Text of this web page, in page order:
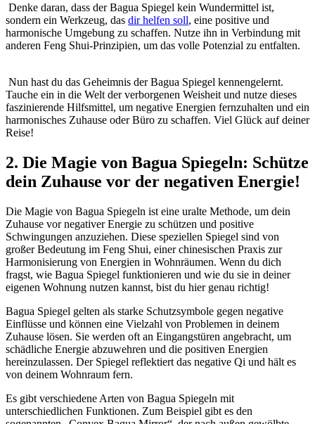
⁢ Denke daran, ‍dass der Bagua Spiegel kein Wundermittel ist,
sondern ‌ein Werkzeug, ⁢das dir helfen soll, eine positive⁢ und
harmonische Umgebung zu schaffen. Nutze⁢ ihn in Verbindung mit
⁢anderen​ Feng Shui-Prinzipien, ⁢um das volle Potenzial ‍zu ⁤entfalten.
​ Nun hast ⁢du‍ das Geheimnis der Bagua Spiegel kennengelernt.
Tauche ein in die Welt ‌der⁢ verborgenen Weisheit und nutze⁢ dieses⁤
faszinierende⁣ Hilfsmittel,⁢ um negative Energien fernzuhalten und ein⁢
harmonisches ‌Zuhause ⁤oder Büro zu schaffen.⁣ Viel ⁢Glück ⁣auf ​deiner
⁤Reise!
2. Die Magie von Bagua Spiegeln: Schütze
dein Zuhause vor ⁢der negativen ​Energie!
Die Magie​ von Bagua Spiegeln⁤ ist eine uralte Methode, um dein
Zuhause vor negativer​ Energie zu schützen und positive
Schwingungen​ anzuziehen. Diese speziellen Spiegel sind von
großer Bedeutung im Feng Shui, einer‌ chinesischen⁤ Praxis zur
Harmonisierung von Energien in Wohnräumen. ​Wenn du ⁤dich
fragst, wie⁢ Bagua Spiegel ‌funktionieren und​ wie‌ du sie in deiner
eigenen Wohnung nutzen ​kannst, bist⁣ du hier genau richtig!
Bagua Spiegel⁤ gelten ⁢als⁣ starke Schutzsymbole gegen negative
Einflüsse⁤ und ​können eine ​Vielzahl von Problemen ‌in deinem
Zuhause lösen. Sie ⁣werden ⁣oft an ‌Eingangstüren‌ angebracht, um
‌schädliche Energie abzuwehren und die positiven Energien
⁢hereinzulassen. Der⁣ Spiegel reflektiert das negative Qi‌ und hält es
von deinem ⁣Wohnraum fern.
Es gibt verschiedene Arten von Bagua ‍Spiegeln mit
⁤unterschiedlichen Funktionen. Zum⁢ Beispiel gibt es den